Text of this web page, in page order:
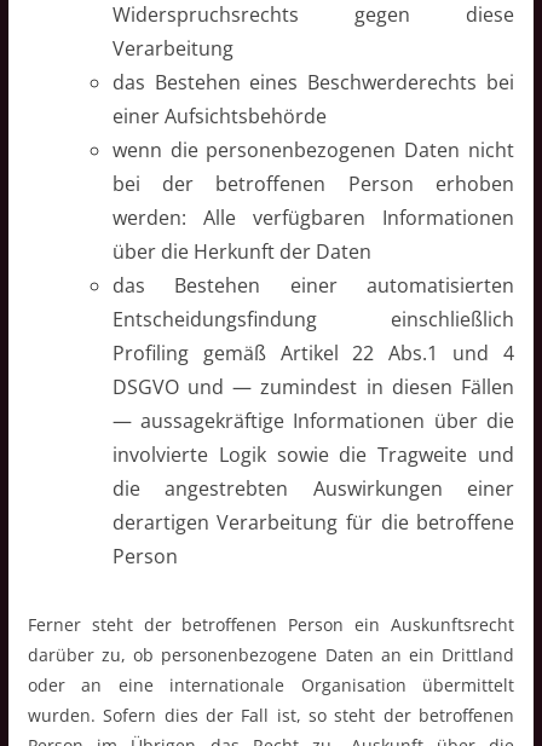
Widerspruchsrechts gegen diese
Verarbeitung
das Bestehen eines Beschwerderechts bei
einer Aufsichtsbehörde
wenn die personenbezogenen Daten nicht
bei der betroffenen Person erhoben
werden: Alle verfügbaren Informationen
über die Herkunft der Daten
das Bestehen einer automatisierten
Entscheidungsfindung einschließlich
Profiling gemäß Artikel 22 Abs.1 und 4
DSGVO und — zumindest in diesen Fällen
— aussagekräftige Informationen über die
involvierte Logik sowie die Tragweite und
die angestrebten Auswirkungen einer
derartigen Verarbeitung für die betroffene
Person
Ferner steht der betroffenen Person ein Auskunftsrecht
darüber zu, ob personenbezogene Daten an ein Drittland
oder an eine internationale Organisation übermittelt
wurden. Sofern dies der Fall ist, so steht der betroffenen